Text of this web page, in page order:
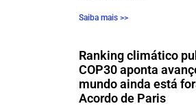
Saiba mais >>
Ranking climático
COP30 aponta
mundo ainda está
Acordo de Paris